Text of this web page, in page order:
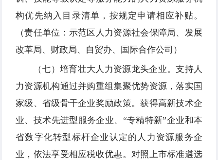
构优先纳入目录清单，按规定申请相应补贴。
（责任单位：示范区人力资源社会保障局、发展
改革局、财政局、自贸办、国际合作公司）
（七）培育壮大人力资源龙头企业。支持人
力资源机构通过并购重组集聚优势资源，落实国
家级、省级骨干企业奖励政策。获得高新技术企
业、技术先进型服务企业、“专精特新”企业和本
省数字化转型标杆企业认定的人力资源服务企
业，依法享受相应税收优惠。对照上市标准遴选